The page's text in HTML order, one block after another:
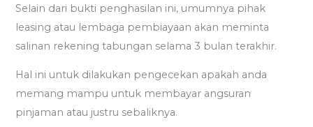
Selain dari bukti penghasilan ini, umumnya pihak
leasing atau lembaga pembiayaan akan meminta
salinan rekening tabungan selama 3 bulan terakhir.
Hal ini untuk dilakukan pengecekan apakah anda
memang mampu untuk membayar angsuran
pinjaman atau justru sebaliknya.